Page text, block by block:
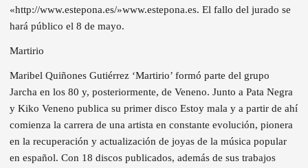
«http://www.estepona.es/»www.estepona.es. El fallo del jurado se
hará público el 8 de mayo.
Martirio
Maribel Quiñones Gutiérrez ‘Martirio’ formó parte del grupo
Jarcha en los 80 y, posteriormente, de Veneno. Junto a Pata Negra
y Kiko Veneno publica su primer disco Estoy mala y a partir de ahí
comienza la carrera de una artista en constante evolución, pionera
en la recuperación y actualización de joyas de la música popular
en español. Con 18 discos publicados, además de sus trabajos